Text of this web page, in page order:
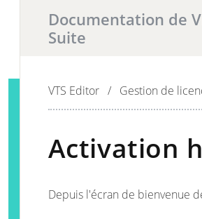
Documentation de
Suite
Il y a0résultat(s)
VTS Editor / Gestion de
Activation
Depuis l'écran de bienvenue